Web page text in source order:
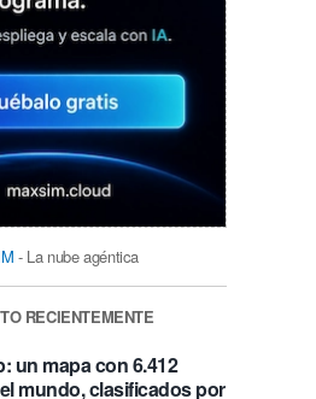
- La nube agéntica
RECIENTEMENTE
un mapa con 6.412
mundo, clasificados por